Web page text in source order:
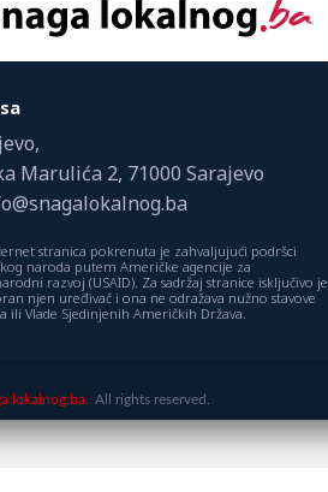
Marulića 2, 71000 Sarajevo
stranica pokrenuta je zahvaljujući podršci
naroda putem Američke agencije za
razvoj (USAID). Za sadržaj stranice isključivo je
njen uređivač i ona ne odražava nužno stavove
ili Vlade Sjedinjenih Američkih Država.
lokalnog.ba. All rights reserved.